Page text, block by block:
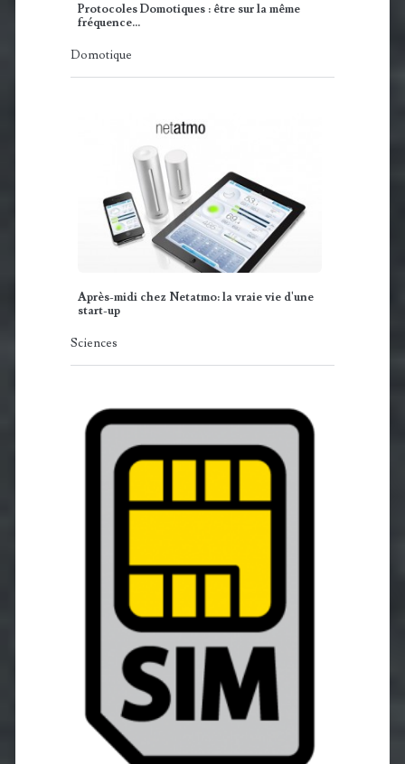
Protocoles Domotiques : être sur la même
fréquence…
Domotique
Après-midi chez Netatmo: la vraie vie d'une
start-up
Sciences